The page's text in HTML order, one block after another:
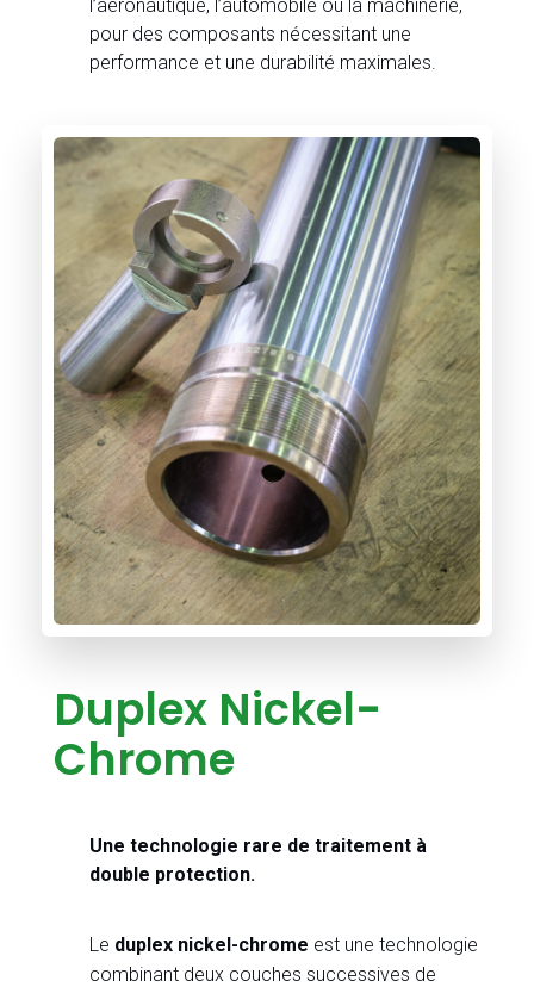
l’aéronautique, l’automobile ou la machinerie,
pour des composants nécessitant une
performance et une durabilité maximales.
Duplex Nickel-
Chrome
Une technologie rare de traitement à
double protection.
Le duplex nickel-chrome est une technologie
combinant deux couches successives de